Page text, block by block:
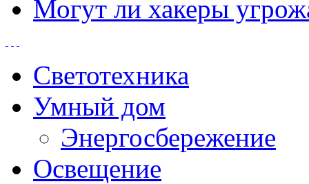
Могут ли хакеры
Светотехника
Умный дом
Энергосбережение
Освещение